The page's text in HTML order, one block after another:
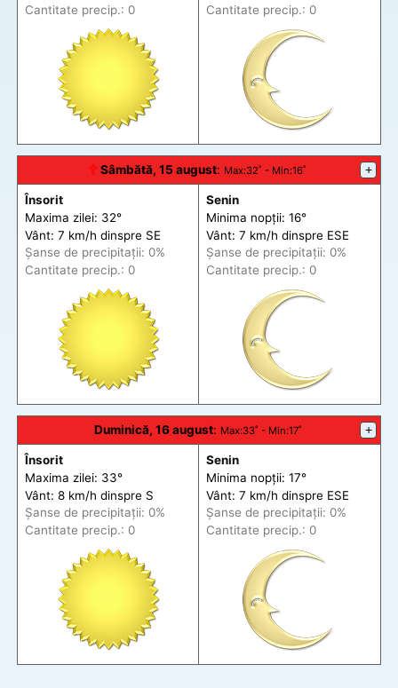
Cantitate precip.: 0 Cantitate precip.: 0
🕆 Sâmbătă, 15 august: Max:32˚ - Min:16˚ +
Însorit
Maxima zilei: 32°
Vânt: 7 km/h dinspre SE
Șanse de precipitații: 0%
Cantitate precip.: 0
Senin
Minima nopții: 16°
Vânt: 7 km/h dinspre ESE
Șanse de precipitații: 0%
Cantitate precip.: 0
Duminică, 16 august: Max:33˚ - Min:17˚ +
Însorit
Maxima zilei: 33°
Vânt: 8 km/h dinspre S
Șanse de precipitații: 0%
Cantitate precip.: 0
Senin
Minima nopții: 17°
Vânt: 7 km/h dinspre ESE
Șanse de precipitații: 0%
Cantitate precip.: 0